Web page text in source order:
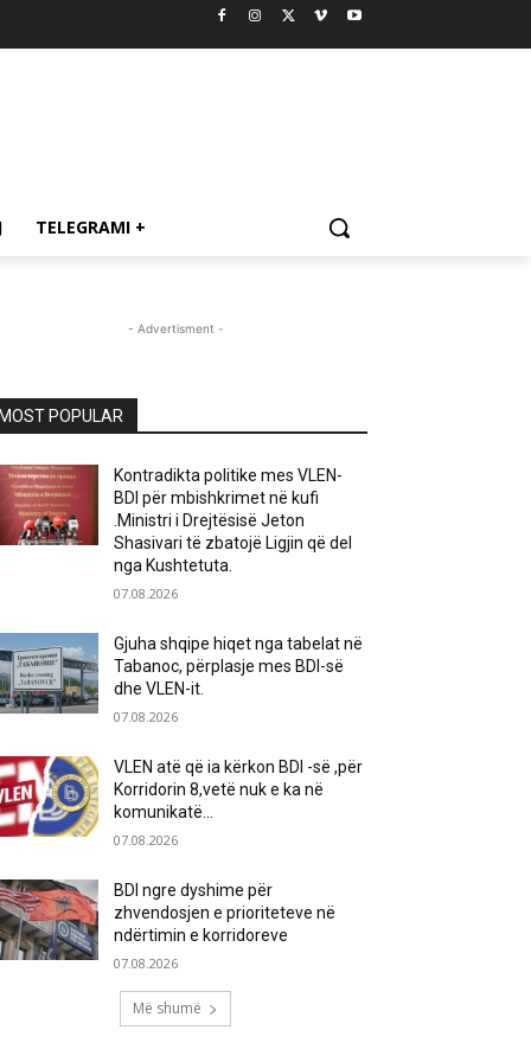
TELEGRAMI +
- Advertisment -
MOST POPULAR
Kontradikta politike mes VLEN-
BDI për mbishkrimet në kufi
.Ministri i Drejtësisë Jeton
Shasivari të zbatojë Ligjin që del
nga Kushtetuta.
07.08.2026
Gjuha shqipe hiqet nga tabelat në
Tabanoc, përplasje mes BDI-së
dhe VLEN-it.
07.08.2026
VLEN atë që ia kërkon BDI -së ,për
Korridorin 8,vetë nuk e ka në
komunikatë…
07.08.2026
BDI ngre dyshime për
zhvendosjen e prioriteteve në
ndërtimin e korridoreve
07.08.2026
Më shumë